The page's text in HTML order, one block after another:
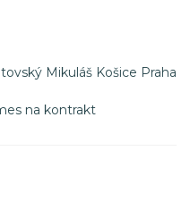
Mikuláš Košice Praha
na kontrakt